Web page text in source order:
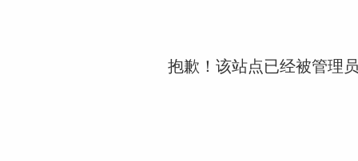
抱歉！该站点已经被管理